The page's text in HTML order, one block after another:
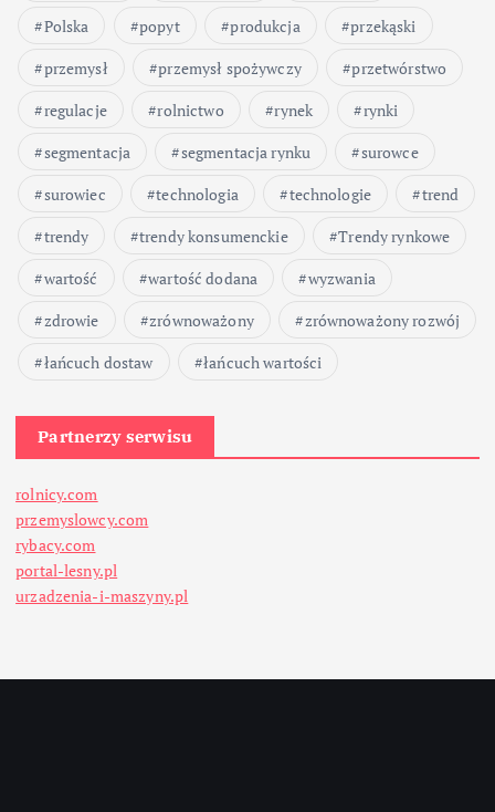
Polska
popyt produkcja
przekąski
przemysł
przemysł spożywczy
przetwórstwo
regulacje
rolnictwo rynek
rynki
segmentacja
segmentacja rynku
surowce
surowiec
technologia technologie
trend
trendy
trendy konsumenckie
Trendy rynkowe
wartość
wartość dodana
wyzwania
zdrowie
zrównoważony
zrównoważony rozwój
łańcuch dostaw
łańcuch wartości
Partnerzy serwisu
rolnicy.com
przemyslowcy.com
rybacy.com
portal-lesny.pl
urzadzenia-i-maszyny.pl